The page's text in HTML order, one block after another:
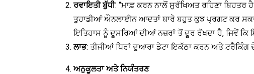
ਰਵਾਇਤੀ ਬੁੱਧੀ: “ਮਾਫ਼ ਕਰਨ ਨਾਲੋਂ ਸੁਰੱਖਿਅਤ ਰਹਿਣਾ
ਤੁਹਾਡੀਆਂ ਔਨਲਾਈਨ ਆਦਤਾਂ ਬਾਰੇ ਬਹੁਤ ਕੁਝ ਪ੍ਰਗਟ ਕਰ
ਇਤਿਹਾਸ ਨੂੰ ਦੂਸਰਿਆਂ ਦੀਆਂ ਨਜ਼ਰਾਂ ਤੋਂ ਦੂਰ ਰੱਖਦਾ ਹੈ, ਜਿਵੇਂ
ਲਾਭ: ਤੀਜੀਆਂ ਧਿਰਾਂ ਦੁਆਰਾ ਡੇਟਾ ਇਕੱਠਾ ਕਰਨ ਅਤੇ ਟਰੈਕਿੰਗ
ਅਨੁਕੂਲਤਾ ਅਤੇ ਨਿਯੰਤਰਣ